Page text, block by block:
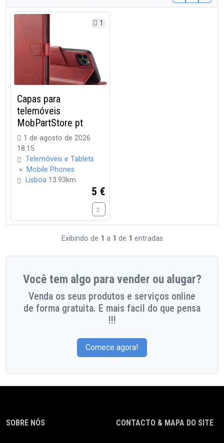
1
Capas para
telemóveis
MobPartStore pt
1 de agosto de 2026
18:15
Telemóveis e Tablets
»
Mobile Phones
Lisboa 13.93km
5 €
Exibindo de 1 a 1 de 1 entradas
Você tem algo para vender ou alugar?
Venda os seus produtos e serviços online
de forma gratuita. E mais facil do que pensa
!!!
Comece agora!
SOBRE NÓS CONTACTO & MAPA DO SITE